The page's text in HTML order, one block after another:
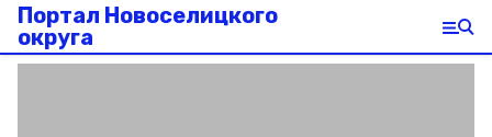
Портал Новоселицкого
округа